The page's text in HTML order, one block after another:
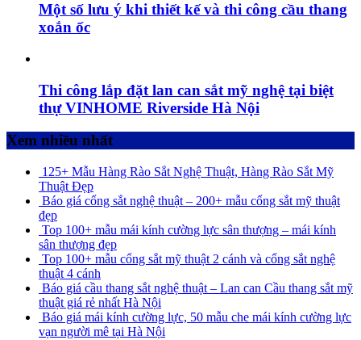
Một số lưu ý khi thiết kế và thi công cầu thang
xoắn ốc
Thi công lắp đặt lan can sắt mỹ nghệ tại biệt
thự VINHOME Riverside Hà Nội
Xem nhiều nhất
125+ Mẫu Hàng Rào Sắt Nghệ Thuật, Hàng Rào Sắt Mỹ
Thuật Đẹp
Báo giá cổng sắt nghệ thuật – 200+ mẫu cổng sắt mỹ thuật
đẹp
Top 100+ mẫu mái kính cường lực sân thượng – mái kính
sân thượng đẹp
Top 100+ mẫu cổng sắt mỹ thuật 2 cánh và cổng sắt nghệ
thuật 4 cánh
Báo giá cầu thang sắt nghệ thuật – Lan can Cầu thang sắt mỹ
thuật giá rẻ nhất Hà Nội
Báo giá mái kính cường lực, 50 mẫu che mái kính cường lực
vạn người mê tại Hà Nội